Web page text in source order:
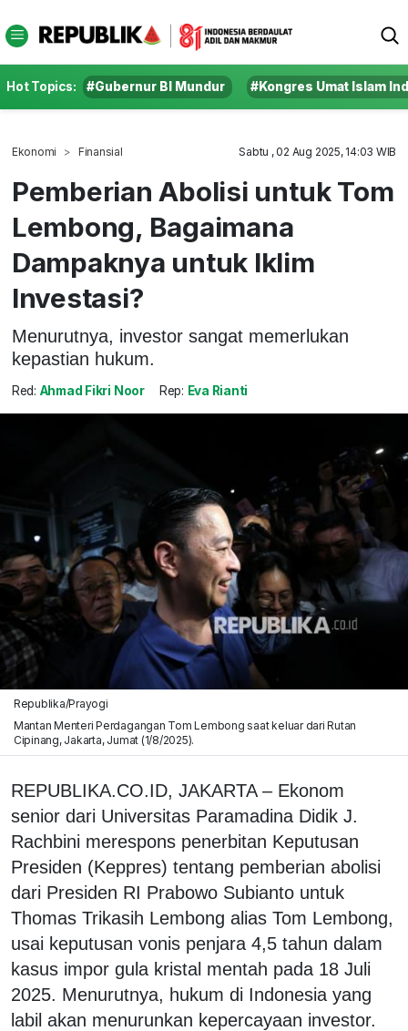
Hot Topics: #Gubernur BI Mundur #Kongres Umat Islam
Ekonomi Finansial Sabtu , 02 Aug 2025, 14:03 WIB
Pemberian Abolisi untuk Tom
Lembong, Bagaimana
Dampaknya untuk Iklim
Investasi?
Menurutnya, investor sangat memerlukan
kepastian hukum.
Red: Ahmad Fikri Noor Rep: Eva Rianti
Republika/Prayogi
Mantan Menteri Perdagangan Tom Lembong saat keluar dari Rutan
Cipinang, Jakarta, Jumat (1/8/2025).
REPUBLIKA.CO.ID, JAKARTA – Ekonom
senior dari Universitas Paramadina Didik J.
Rachbini merespons penerbitan Keputusan
Presiden (Keppres) tentang pemberian abolisi
dari Presiden RI Prabowo Subianto untuk
Thomas Trikasih Lembong alias Tom Lembong,
usai keputusan vonis penjara 4,5 tahun dalam
kasus impor gula kristal mentah pada 18 Juli
2025. Menurutnya, hukum di Indonesia yang
labil akan menurunkan kepercayaan investor.